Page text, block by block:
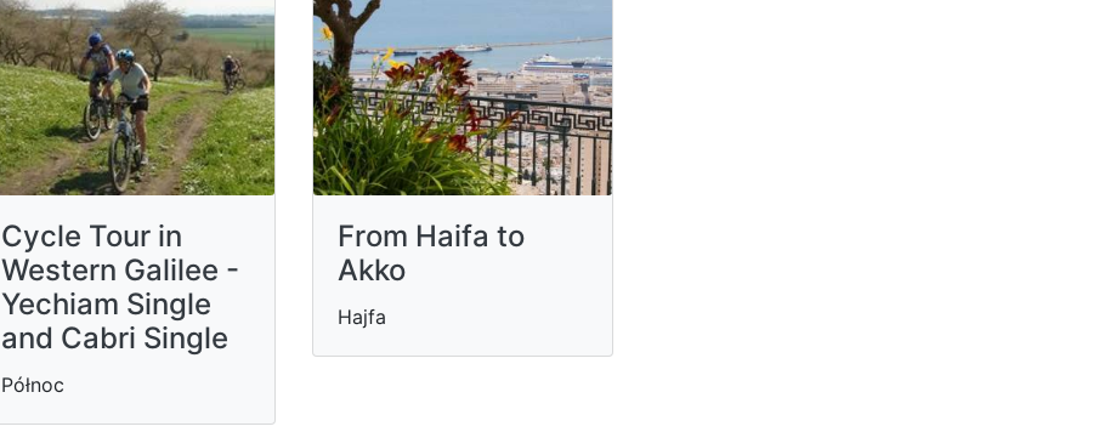
Cycle Tour in
Western Galilee -
Yechiam Single
and Cabri Single
Północ
From Haifa to
Akko
Hajfa